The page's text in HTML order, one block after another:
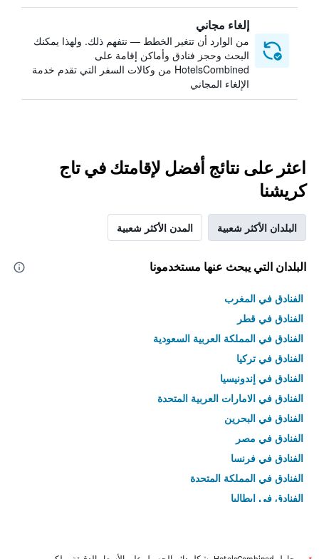
إلغاء مجاني
من الوارد أن تتغير الخطط — نتفهم ذلك. ولهذا يمكنك
البحث وحجز فنادق وأماكن إقامة على
HotelsCombined من وكالات السفر التي تقدم خدمة
الإلغاء المجاني
اعثر على نتائج أفضل لإقامتك في تاج
كريشنا
البلدان الأكثر شعبية المدن الأكثر شعبية
البلدان التي يبحث عنها مستخدمونا
الفنادق في المغرب
الفنادق في قطر
الفنادق في المملكة العربية السعودية
الفنادق في تركيا
الفنادق في إندونيسيا
الفنادق في الامارات العربية المتحدة
الفنادق في البحرين
الفنادق في مصر
الفنادق في فرنسا
الفنادق في المملكة المتحدة
الفنادق في إيطاليا